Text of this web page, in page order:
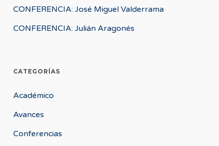
CONFERENCIA: José Miguel Valderrama
CONFERENCIA: Julián Aragonés
CATEGORÍAS
Académico
Avances
Conferencias